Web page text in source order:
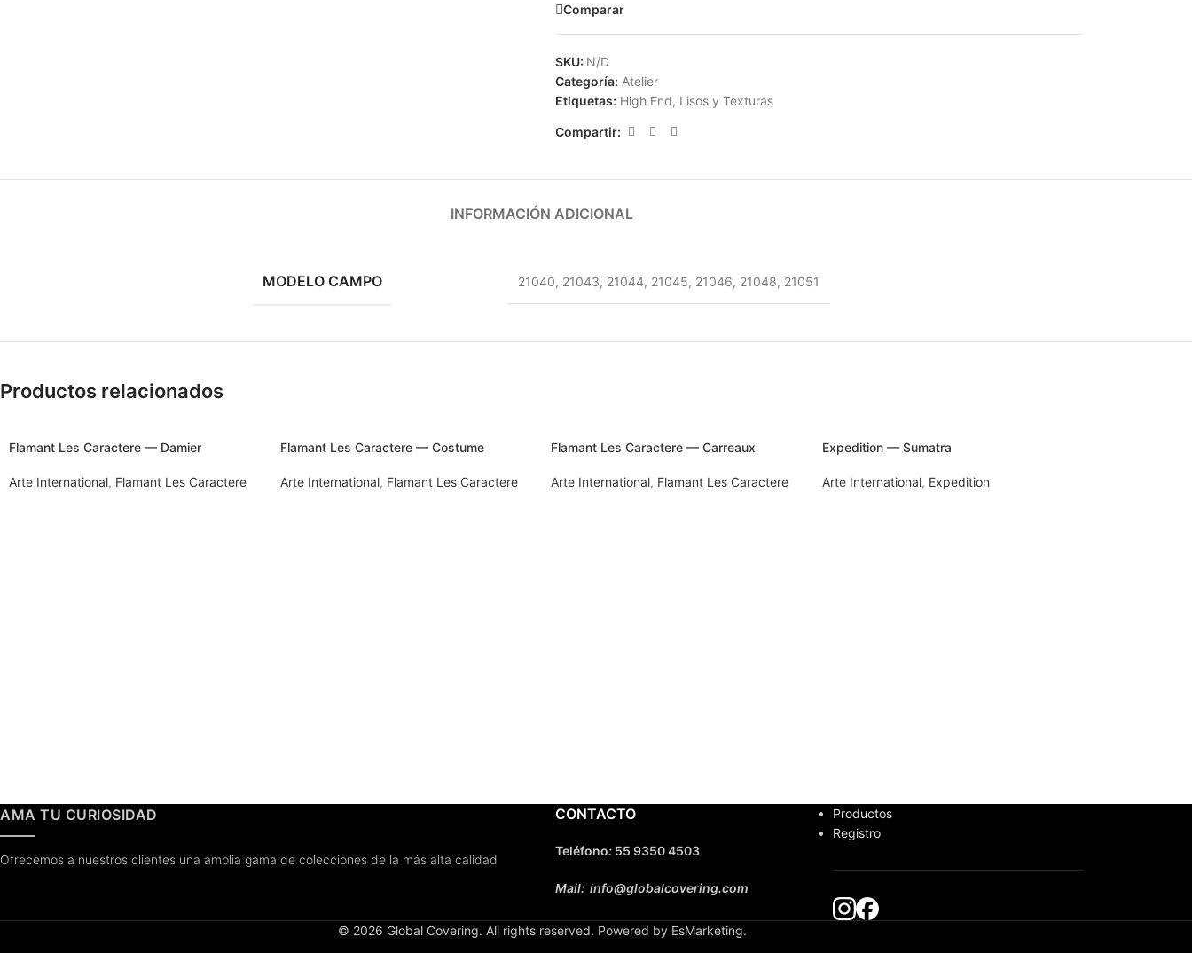
Comparar
SKU: N/D
Categoría: Atelier
Etiquetas: High End, Lisos y Texturas
Compartir:
INFORMACIÓN ADICIONAL
MODELO CAMPO 21040, 21043, 21044, 21045, 21046, 21048, 21051
Productos relacionados
Flamant Les Caractere — Damier
Arte International, Flamant Les Caractere
Flamant Les Caractere — Costume
Arte International, Flamant Les Caractere
Flamant Les Caractere — Carreaux
Arte International, Flamant Les Caractere
Expedition — Sumatra
Arte International, Expedition
AMA TU CURIOSIDAD
Ofrecemos a nuestros clientes una amplia gama de colecciones de la más alta calidad
CONTACTO
Teléfono: 55 9350 4503
Mail: info@globalcovering.com
Productos
Registro
© 2026 Global Covering. All rights reserved. Powered by EsMarketing.